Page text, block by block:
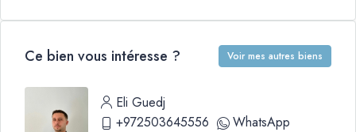
Ce bien vous intéresse ? Voir mes autres biens
Eli Guedj
+972503645556
WhatsApp